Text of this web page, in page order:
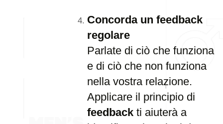
Concorda un feedback
regolare
Parlate di ciò che funziona
e di ciò che non funziona
nella vostra relazione.
Applicare il principio di
feedback ti aiuterà a